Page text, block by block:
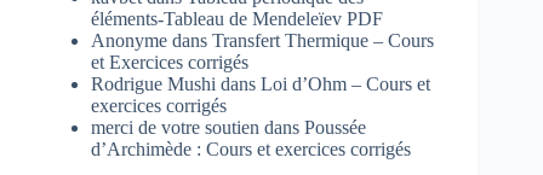
éléments-Tableau de Mendeleïev PDF
Anonyme dans Transfert Thermique – Cours
et Exercices corrigés
Rodrigue Mushi dans Loi d’Ohm – Cours et
exercices corrigés
merci de votre soutien dans Poussée
d’Archimède : Cours et exercices corrigés